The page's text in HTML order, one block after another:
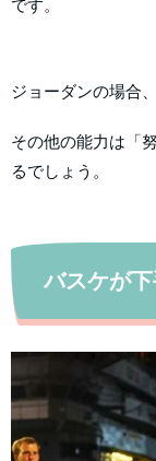
です。
ジョーダンの場合
その他の能力は「
るでしょう。
バスケが